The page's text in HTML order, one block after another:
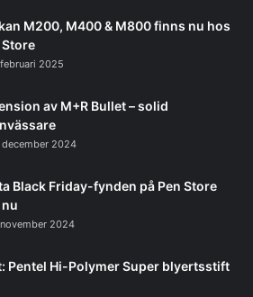
M200, M400 & M800 finns nu hos
Store
2025
av M+R Bullet – solid
december 2024
Black Friday-fynden på Pen Store
2024
Pentel Hi-Polymer Super blyertsstift